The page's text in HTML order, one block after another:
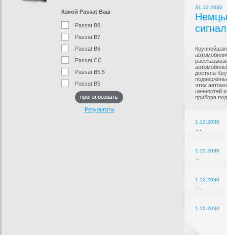
Какой Passat Ваш
Passat B8
Passat B7
Passat B6
Passat CC
Passat B5.5
Passat B5
Результаты
31.12.2030
доступа
подвержены
этих
ценностей
прибора
1.12.2030
1.12.2030
1.12.2030
1.12.2030